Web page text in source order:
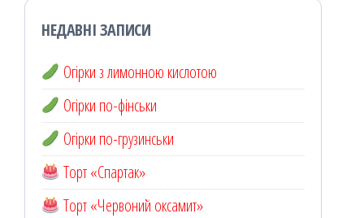
НЕДАВНІ ЗАПИСИ
Огірки з лимонною кислотою
Огірки по-фінськи
Огірки по-грузинськи
Торт «Спартак»
Торт «Червоний оксамит»